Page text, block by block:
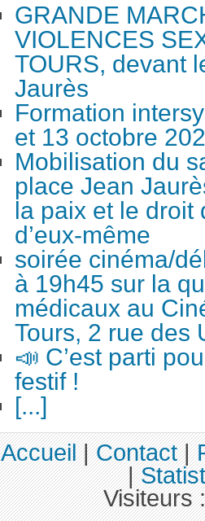
GRANDE
VIOLENCES
TOURS, devant
Jaurès
Formation
et 13 octobre
Mobilisation du
place Jean
la paix et le droit
d’eux-même
soirée cinéma/
à 19h45 sur la
médicaux au
Tours, 2 rue des
📣 C’est parti
festif !
[...]
Accueil|Contact|
|
Visiteurs